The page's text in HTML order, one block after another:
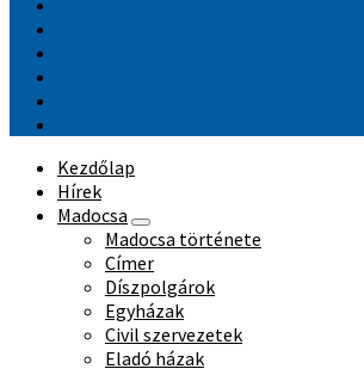
Kezdőlap
Hírek
Madocsa
Madocsa története
Címer
Díszpolgárok
Egyházak
Civil szervezetek
Eladó házak